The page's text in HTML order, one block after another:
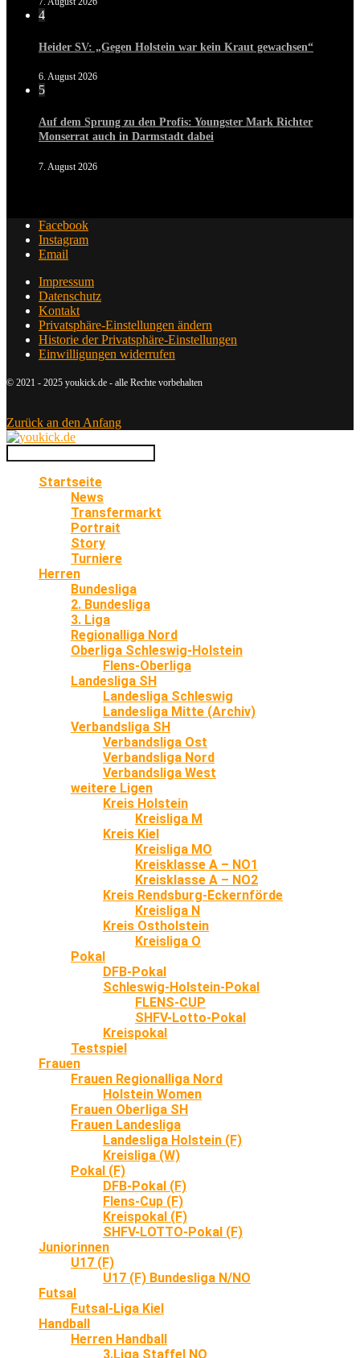
4
Heider SV: „Gegen Holstein war kein Kraut gewachsen“
6. August 2026
5
Auf dem Sprung zu den Profis: Youngster Mark Richter
Monserrat auch in Darmstadt dabei
7. August 2026
Facebook
Instagram
Email
Impressum
Datenschutz
Kontakt
Privatsphäre-Einstellungen ändern
Historie der Privatsphäre-Einstellungen
Einwilligungen widerrufen
© 2021 - 2025 youkick.de - alle Rechte vorbehalten
Zurück an den Anfang
Startseite
News
Transfermarkt
Portrait
Story
Turniere
Herren
Bundesliga
2. Bundesliga
3. Liga
Regionalliga Nord
Oberliga Schleswig-Holstein
Flens-Oberliga
Landesliga SH
Landesliga Schleswig
Landesliga Mitte (Archiv)
Verbandsliga SH
Verbandsliga Ost
Verbandsliga Nord
Verbandsliga West
weitere Ligen
Kreis Holstein
Kreisliga M
Kreis Kiel
Kreisliga MO
Kreisklasse A – NO1
Kreisklasse A – NO2
Kreis Rendsburg-Eckernförde
Kreisliga N
Kreis Ostholstein
Kreisliga O
Pokal
DFB-Pokal
Schleswig-Holstein-Pokal
FLENS-CUP
SHFV-Lotto-Pokal
Kreispokal
Testspiel
Frauen
Frauen Regionalliga Nord
Holstein Women
Frauen Oberliga SH
Frauen Landesliga
Landesliga Holstein (F)
Kreisliga (W)
Pokal (F)
DFB-Pokal (F)
Flens-Cup (F)
Kreispokal (F)
SHFV-LOTTO-Pokal (F)
Juniorinnen
U17 (F)
U17 (F) Bundesliga N/NO
Futsal
Futsal-Liga Kiel
Handball
Herren Handball
3.Liga Staffel NO